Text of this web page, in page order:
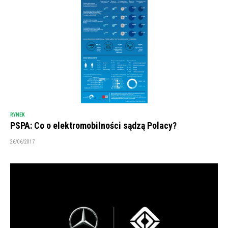
RYNEK
PSPA: Co o elektromobilności sądzą Polacy?
26/06/2017